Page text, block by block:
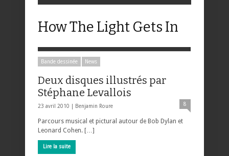
How The Light Gets In
Bande dessinée News
Deux disques illustrés par
Stéphane Levallois
23 avril 2010 | Benjamin Roure 8
Parcours musical et pictural autour de Bob Dylan et
Leonard Cohen. […]
Lire la suite